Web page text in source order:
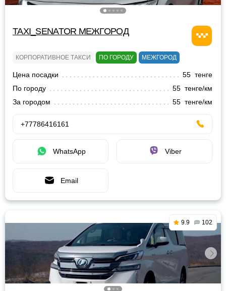
TAXI_SENATOR МЕЖГОРОД
КОРПОРАТИВНОЕ ТАКСИ ПО ГОРОДУ МЕЖГОРОД
Цена посадки
55 тенге
По городу
55 тенге/км
За городом
55 тенге/км
+77786416161
WhatsApp Viber
Email
9.9 102